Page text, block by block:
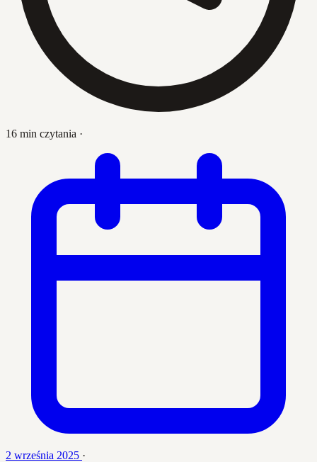
16 min czytania ·
2 września 2025 ·